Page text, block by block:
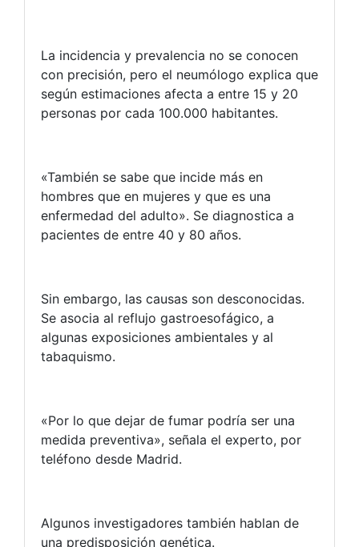
La incidencia y prevalencia no se conocen
con precisión, pero el neumólogo explica que
según estimaciones afecta a entre 15 y 20
personas por cada 100.000 habitantes.
«También se sabe que incide más en
hombres que en mujeres y que es una
enfermedad del adulto». Se diagnostica a
pacientes de entre 40 y 80 años.
Sin embargo, las causas son desconocidas.
Se asocia al reflujo gastroesofágico, a
algunas exposiciones ambientales y al
tabaquismo.
«Por lo que dejar de fumar podría ser una
medida preventiva», señala el experto, por
teléfono desde Madrid.
Algunos investigadores también hablan de
una predisposición genética.